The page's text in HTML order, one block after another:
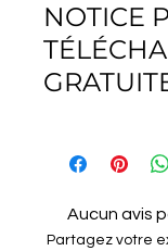
NOTICE
fichier PDF
expert, tous
techniques de
Aucun avis
Partagez votre